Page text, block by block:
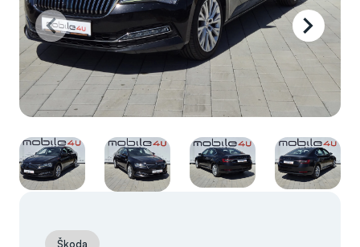
Škoda